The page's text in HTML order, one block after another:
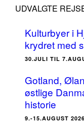
UDVALGTE
Kulturbyer i
krydret med
30.JULI TIL
Gotland,
østlige
historie
9.-15.AUGUST 2026